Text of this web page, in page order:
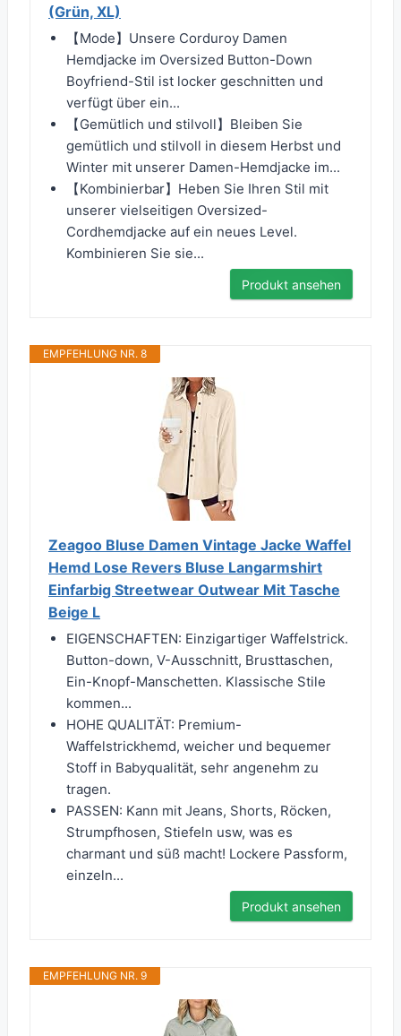
(Grün, XL)
【Mode】Unsere Corduroy Damen
Hemdjacke im Oversized Button-Down
Boyfriend-Stil ist locker geschnitten und
verfügt über ein...
【Gemütlich und stilvoll】Bleiben Sie
gemütlich und stilvoll in diesem Herbst und
Winter mit unserer Damen-Hemdjacke im...
【Kombinierbar】Heben Sie Ihren Stil mit
unserer vielseitigen Oversized-
Cordhemdjacke auf ein neues Level.
Kombinieren Sie sie...
Produkt ansehen
EMPFEHLUNG NR. 8
Zeagoo Bluse Damen Vintage Jacke Waffel
Hemd Lose Revers Bluse Langarmshirt
Einfarbig Streetwear Outwear Mit Tasche
Beige L
EIGENSCHAFTEN: Einzigartiger Waffelstrick.
Button-down, V-Ausschnitt, Brusttaschen,
Ein-Knopf-Manschetten. Klassische Stile
kommen...
HOHE QUALITÄT: Premium-
Waffelstrickhemd, weicher und bequemer
Stoff in Babyqualität, sehr angenehm zu
tragen.
PASSEN: Kann mit Jeans, Shorts, Röcken,
Strumpfhosen, Stiefeln usw, was es
charmant und süß macht! Lockere Passform,
einzeln...
Produkt ansehen
EMPFEHLUNG NR. 9